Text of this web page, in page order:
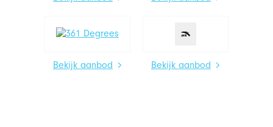
Bekijk aanbod Bekijk aanbod